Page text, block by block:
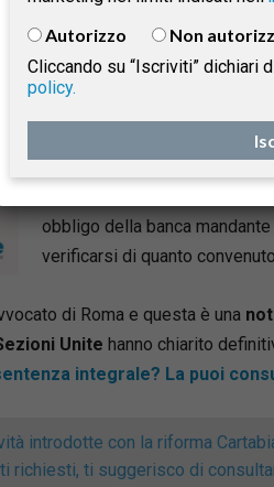
tema dimutuo condizionato
tutte (pur in assenza di un
anche quando sia
pattuita tra le parti la
obbligo della banca
verificarsi di quanto
di Roma e questa è una
Unite hanno chiarito
integrale? La puoi
introdotte con la riforma
richiesti, ti suggerisco di
Autorizzo
Non
Cliccando su “Iscriviti” dichiari
policy.